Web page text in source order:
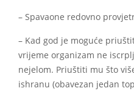
– Spavaone redovno
– Kad god je moguće
vrijeme organizam ne
nejelom. Priuštiti mu što
ishranu (obavezan jedan